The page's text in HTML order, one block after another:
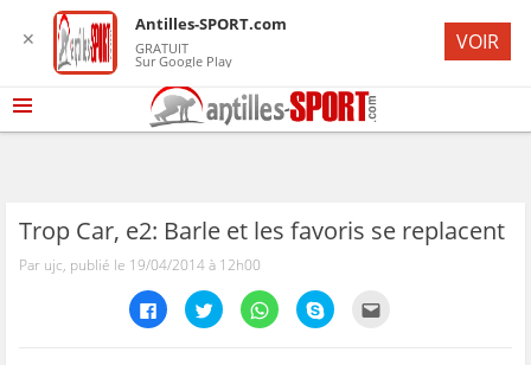
Trop Car, e2: Barle et les favoris se replacent
Par ujc, publié le 19/04/2014 à 12h00
C
l
C
l
C
l
C
l
✕
Antilles-SPORT.com
GRATUIT
Sur Google Play
VOIR